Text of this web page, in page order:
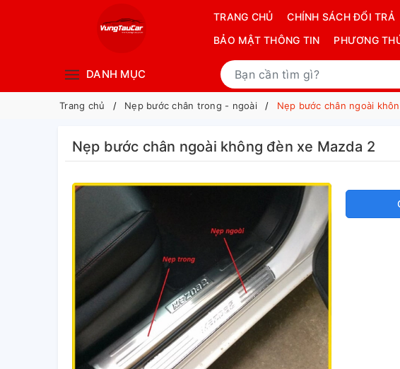
TRANG CHỦ CHÍNH SÁCH ĐỔI TRẢ
BẢO MẬT THÔNG TIN
PHƯƠNG
DANH MỤC
Trang chủ Nẹp bước chân trong - ngoài Nẹp bước chân ngoài
Nẹp bước chân ngoài không đèn xe Mazda 2